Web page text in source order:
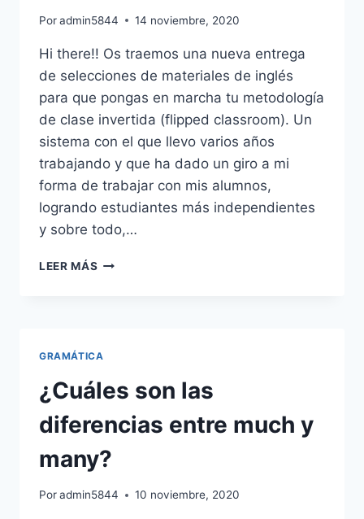
Poradmin5844 14 noviembre, 2020
Hi there!! Os traemos una nueva entrega
de selecciones de materiales de inglés
para que pongas en marcha tu metodología
de clase invertida (flipped classroom). Un
sistema con el que llevo varios años
trabajando y que ha dado un giro a mi
forma de trabajar con mis alumnos,
logrando estudiantes más independientes
y sobre todo,…
LEER MÁS LOS
GRAMÁTICA
¿Cuáles son las
diferencias entre much y
many?
Poradmin5844 10 noviembre, 2020